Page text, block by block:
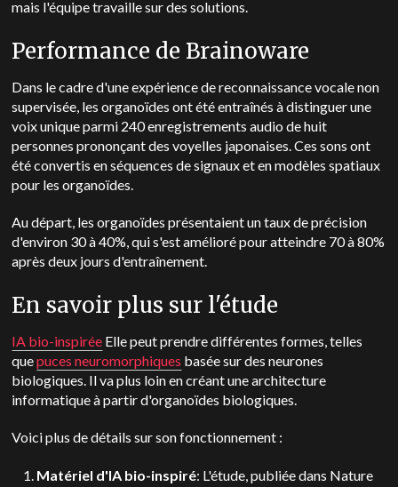
mais l'équipe travaille sur des solutions.
Performance de Brainoware
Dans le cadre d'une expérience de reconnaissance vocale non
supervisée, les organoïdes ont été entraînés à distinguer une
voix unique parmi 240 enregistrements audio de huit
personnes prononçant des voyelles japonaises. Ces sons ont
été convertis en séquences de signaux et en modèles spatiaux
pour les organoïdes.
Au départ, les organoïdes présentaient un taux de précision
d'environ 30 à 40%, qui s'est amélioré pour atteindre 70 à 80%
après deux jours d'entraînement.
En savoir plus sur l'étude
IA bio-inspirée Elle peut prendre différentes formes, telles
quepuces neuromorphiques basée sur des neurones
biologiques. Il va plus loin en créant une architecture
informatique à partir d'organoïdes biologiques.
Voici plus de détails sur son fonctionnement :
Matériel d'IA bio-inspiré: L'étude, publiée dans Nature